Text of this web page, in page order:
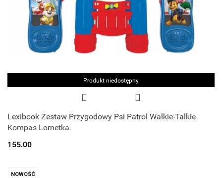
Produkt niedostępny
Lexibook Zestaw Przygodowy Psi Patrol Walkie-Talkie
Kompas Lornetka
155.00
NOWOŚĆ